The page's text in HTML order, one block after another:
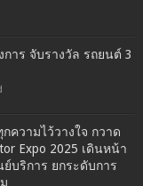
าร จับรางวัล รถยนต์ 3
ความไว้วางใจ กวาด
Expo 2025 เดินหน้า
บริการ ยกระดับการ